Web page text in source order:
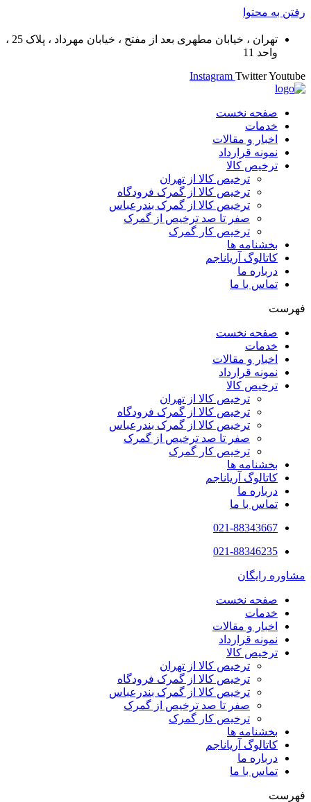
رفتن به محتوا
تهران ، خیابان مطهری بعد از مفتح ، خیابان مهرداد ، پلاک 25 ،
واحد 11
Instagram TwitterYoutube
صفحه نخست
خدمات
اخبار و مقالات
نمونه قرارداد
ترخیص کالا
ترخیص کالا از تهران
ترخیص کالا از گمرک فرودگاه
ترخیص کالا از گمرک بندرعباس
صفر تا صد ترخیص از گمرک
ترخیص کار گمرک
بخشنامه ها
کاتالوگ آریاناجم
درباره ما
تماس با ما
فهرست
صفحه نخست
خدمات
اخبار و مقالات
نمونه قرارداد
ترخیص کالا
ترخیص کالا از تهران
ترخیص کالا از گمرک فرودگاه
ترخیص کالا از گمرک بندرعباس
صفر تا صد ترخیص از گمرک
ترخیص کار گمرک
بخشنامه ها
کاتالوگ آریاناجم
درباره ما
تماس با ما
021-88343667
021-88346235
مشاوره رایگان
صفحه نخست
خدمات
اخبار و مقالات
نمونه قرارداد
ترخیص کالا
ترخیص کالا از تهران
ترخیص کالا از گمرک فرودگاه
ترخیص کالا از گمرک بندرعباس
صفر تا صد ترخیص از گمرک
ترخیص کار گمرک
بخشنامه ها
کاتالوگ آریاناجم
درباره ما
تماس با ما
فهرست